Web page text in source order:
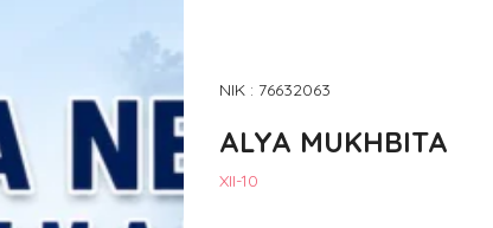
NIK : 76632063
ALYA MUKHBITA
XII-10